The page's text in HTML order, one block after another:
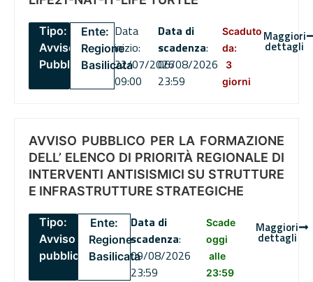
Tipo:
Avviso
Pubblico
Ente:
Regione
Basilicata
Data
inizio:
22/07/2026
09:00
Data di
scadenza:
06/08/2026
23:59
Scaduto
da:
3
giorni
Maggiori
dettagli
AVVISO PUBBLICO PER LA FORMAZIONE
DELL’ ELENCO DI PRIORITÀ REGIONALE DI
INTERVENTI ANTISISMICI SU STRUTTURE
E INFRASTRUTTURE STRATEGICHE
Tipo:
Avviso
pubblico
Ente:
Regione
Basilicata
Data di
scadenza:
09/08/2026
23:59
Scade
oggi
alle
23:59
Maggiori
dettagli